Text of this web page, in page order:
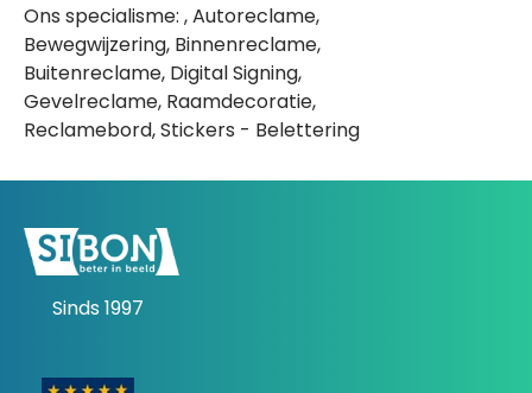
Ons specialisme: , Autoreclame,
Bewegwijzering, Binnenreclame,
Buitenreclame, Digital Signing,
Gevelreclame, Raamdecoratie,
Reclamebord, Stickers - Belettering
Sinds 1997